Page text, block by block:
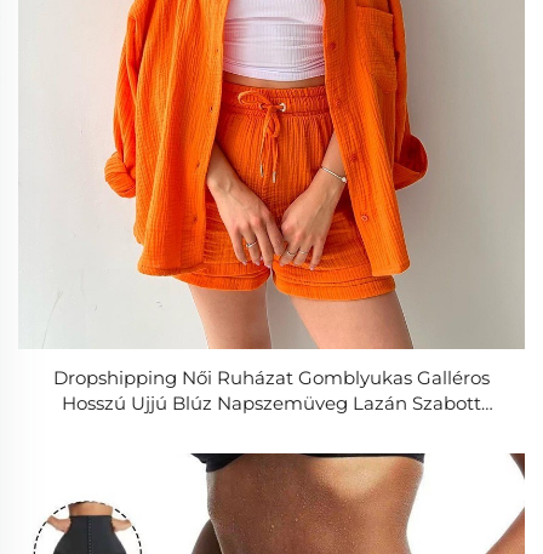
Dropshipping Női Ruházat Gomblyukas Galléros
Hosszú Ujjú Blúz Napszemüveg Lazán Szabott